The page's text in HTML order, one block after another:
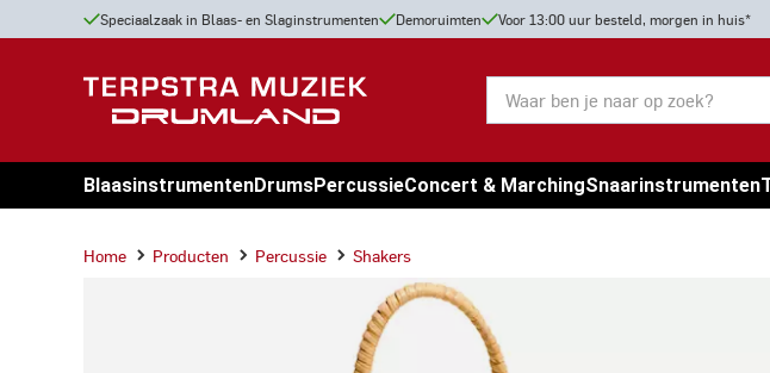
Speciaalzaak in Blaas- en Slaginstrumenten Demoruimten Voor 13:00 uur besteld, morgen in huis*
BlaasinstrumentenDrumsPercussieConcert & MarchingSnaarinstrumenten
Home Producten Percussie Shakers